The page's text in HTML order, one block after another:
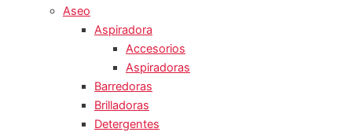
Aseo
Aspiradora
Accesorios
Aspiradoras
Barredoras
Brilladoras
Detergentes